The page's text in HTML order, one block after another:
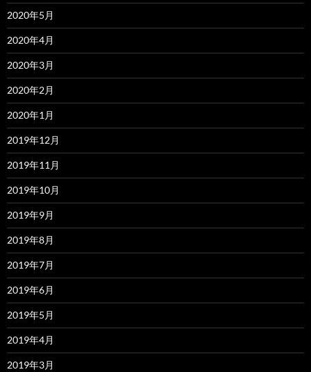
2020年5月
2020年4月
2020年3月
2020年2月
2020年1月
2019年12月
2019年11月
2019年10月
2019年9月
2019年8月
2019年7月
2019年6月
2019年5月
2019年4月
2019年3月